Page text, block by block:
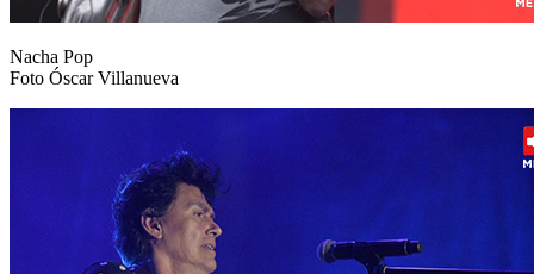
Nacha Pop
Foto Óscar Villanueva